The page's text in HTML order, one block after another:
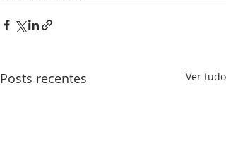
Posts recentes Ver tudo